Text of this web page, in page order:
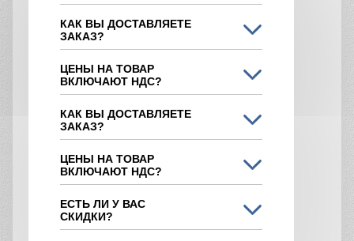
КАК ВЫ ДОСТАВЛЯЕТЕ
ЗАКАЗ?
ЦЕНЫ НА ТОВАР
ВКЛЮЧАЮТ НДС?
КАК ВЫ ДОСТАВЛЯЕТЕ
ЗАКАЗ?
ЦЕНЫ НА ТОВАР
ВКЛЮЧАЮТ НДС?
ЕСТЬ ЛИ У ВАС
СКИДКИ?